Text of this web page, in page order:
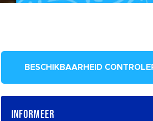
BESCHIKBAARHEID
INFORMEER